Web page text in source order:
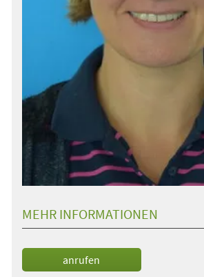
MEHR INFORMATIONEN
anrufen